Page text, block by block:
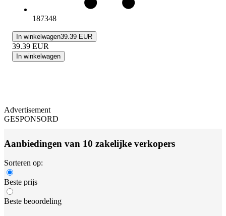
187348
In winkelwagen39.39 EUR
39.39 EUR
In winkelwagen
Advertisement
GESPONSORD
Aanbiedingen van 10 zakelijke verkopers
Sorteren op:
Beste prijs
Beste beoordeling